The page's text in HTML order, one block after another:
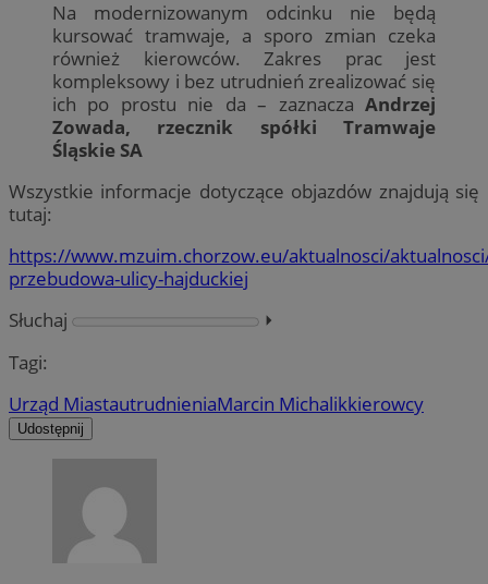
Na modernizowanym odcinku nie będą
kursować tramwaje, a sporo zmian czeka
również kierowców. Zakres prac jest
kompleksowy i bez utrudnień zrealizować się
ich po prostu nie da – zaznacza Andrzej
Zowada, rzecznik spółki Tramwaje
Śląskie SA
Wszystkie informacje dotyczące objazdów znajdują się
tutaj:
https://www.mzuim.chorzow.eu/aktualnosci/
przebudowa-ulicy-hajduckiej
Słuchaj
⏵︎
Tagi:
Urząd MiastautrudnieniaMarcin Michalikkierowcy
Udostępnij